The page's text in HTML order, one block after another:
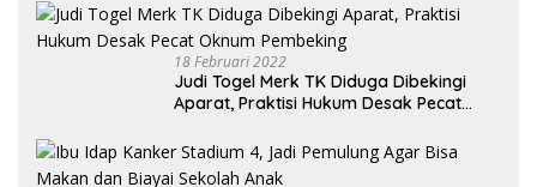
18 Februari 2022
Judi Togel Merk TK Diduga Dibekingi
Aparat, Praktisi Hukum Desak Pecat